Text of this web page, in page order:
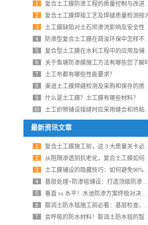
复合土工膜防渗工程的质量控制与改进探析
复合土工膜焊接工艺及焊缝质量检测技术
土工膜缺陷对土石坝渗流影响及安全性评价
防渗型复合土工膜在疏浚环保中怎样不被风浪破坏？
复合型土工膜在水利工程中的应用及铺设注意事项
关于鱼塘防渗膜施工方法有哪些您了解吗
土工布都有哪些性能要求？
渠道土工膜焊缝检测及采购和保存的质量控制要点
什么是土工膜？土工膜有哪些材料？
土工织物铺设接缝时应采用缝合和热粘接方式
最新资讯文章
复合土工膜施工前，这 3 大质量关卡必须过
从阻隔渗透到抗老化，复合土工膜如何破解复杂环境施工难题？
土工膜铺设的隐藏技巧：如何避免90%的漏水隐患？
基层处理+防渗毯铺设：打造顶级防渗效果的秘诀！
垂直 vs 水平！水池防渗方案终极对决，答案让人大跌眼镜
膨润土防水毯施工前必看：基层检查、环境评估、材料准备攻略！
会呼吸的防水材料！膨润土防水毯的智能自修复机制大揭秘